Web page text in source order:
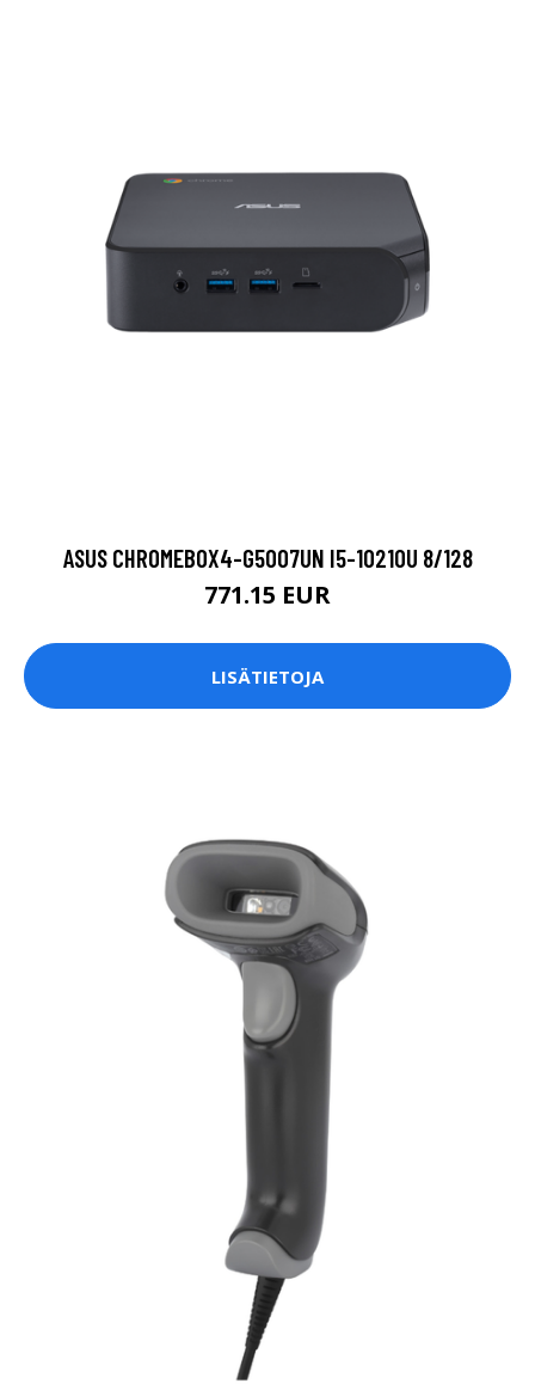
ASUS CHROMEBOX4-G5007UN I5-10210U 8/128
771.15 EUR
LISÄTIETOJA